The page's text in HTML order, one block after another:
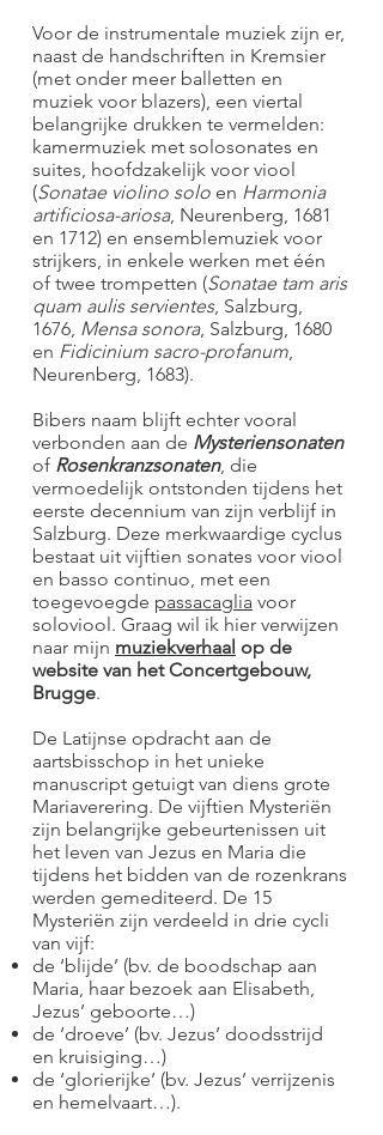
Voor de instrumentale muziek zijn er,
naast de handschriften in Kremsier
(met onder meer balletten en
muziek voor blazers), een viertal
belangrijke drukken te vermelden:
kamermuziek met solosonates en
suites, hoofdzakelijk voor viool
(Sonatae violino solo en Harmonia
artificiosa-ariosa, Neurenberg, 1681
en 1712) en ensemblemuziek voor
strijkers, in enkele werken met één
of twee trompetten (Sonatae tam aris
quam aulis servientes, Salzburg,
1676, Mensa sonora, Salzburg, 1680
en Fidicinium sacro-profanum,
Neurenberg, 1683).
Bibers naam blijft echter vooral
verbonden aan de Mysteriensonaten
of Rosenkranzsonaten, die
vermoedelijk ontstonden tijdens het
eerste decennium van zijn verblijf in
Salzburg. Deze merkwaardige cyclus
bestaat uit vijftien sonates voor viool
en basso continuo, met een
toegevoegde passacaglia voor
soloviool. Graag wil ik hier verwijzen
naar mijn muziekverhaal op de
website van het Concertgebouw,
Brugge.
De Latijnse opdracht aan de
aartsbisschop in het unieke
manuscript getuigt van diens grote
Mariaverering. De vijftien Mysteriën
zijn belangrijke gebeurtenissen uit
het leven van Jezus en Maria die
tijdens het bidden van de rozenkrans
werden gemediteerd. De 15
Mysteriën zijn verdeeld in drie cycli
van vijf:
de ‘blijde’ (bv. de boodschap aan
Maria, haar bezoek aan Elisabeth,
Jezus’ geboorte…)
de ‘droeve’ (bv. Jezus’ doodsstrijd
en kruisiging…)
de ‘glorierijke’ (bv. Jezus’ verrijzenis
en hemelvaart…).